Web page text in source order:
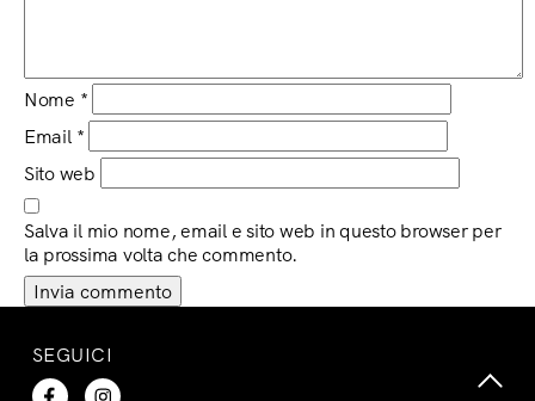
Nome *
Email *
Sito web
Salva il mio nome, email e sito web in questo browser per
la prossima volta che commento.
SEGUICI